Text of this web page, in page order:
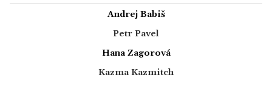
Andrej Babiš
Petr Pavel
Hana Zagorová
Kazma Kazmitch